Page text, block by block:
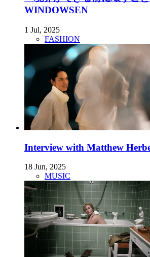
WINDOWSEN
1 Jul, 2025
FASHION
Interview with Matthew
18 Jun, 2025
MUSIC